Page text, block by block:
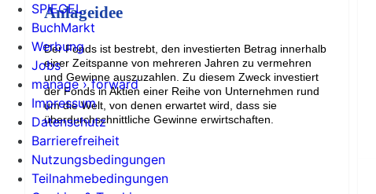
Anlageidee
Der Fonds ist bestrebt, den investierten Betrag innerhalb
einer Zeitspanne von mehreren Jahren zu vermehren
und Gewinne auszuzahlen. Zu diesem Zweck investiert
der Fonds in Aktien einer Reihe von Unternehmen rund
um die Welt, von denen erwartet wird, dass sie
überdurchschnittliche Gewinne erwirtschaften.
SPIEGEL
BuchMarkt
Werbung
Jobs
manage › forward
Impressum
Datenschutz
Barrierefreiheit
Nutzungsbedingungen
Teilnahmebedingungen